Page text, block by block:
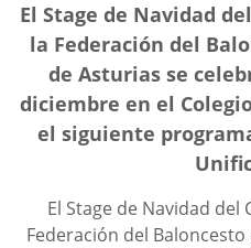
El Stage de Navidad
la Federación del
de Asturias se
diciembre en el
el siguiente
El Stage de Navidad
Federación del